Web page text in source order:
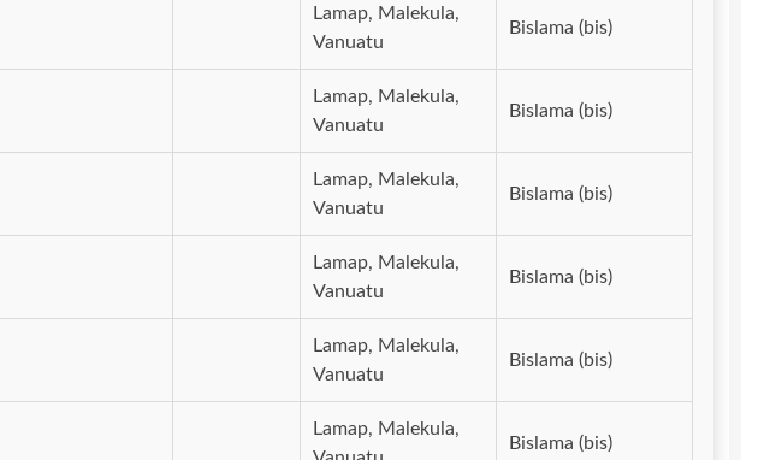
Lamap, Malekula,
Vanuatu
Bislama (bis)
Lamap, Malekula,
Vanuatu
Bislama (bis)
Lamap, Malekula,
Vanuatu
Bislama (bis)
Lamap, Malekula,
Vanuatu
Bislama (bis)
Lamap, Malekula,
Vanuatu
Bislama (bis)
Lamap, Malekula,
Bislama (bis)